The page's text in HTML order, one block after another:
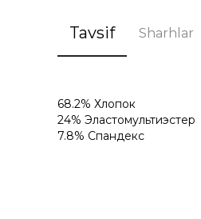
Tavsif Sharhlar
68.2% Хлопок
24% Эластомультиэстер
7.8% Спандекс